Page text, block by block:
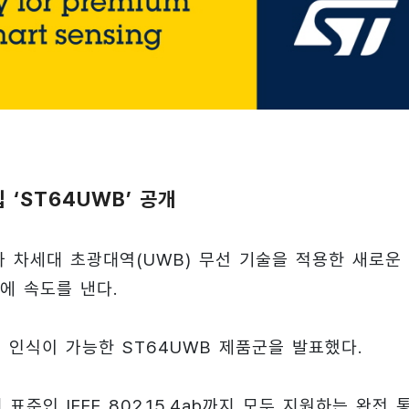
‘ST64UWB’ 공개
차세대 초광대역(UWB) 무선 기술을 적용한 새로운
속도를 낸다.
식이 가능한 ST64UWB 제품군을 발표했다.